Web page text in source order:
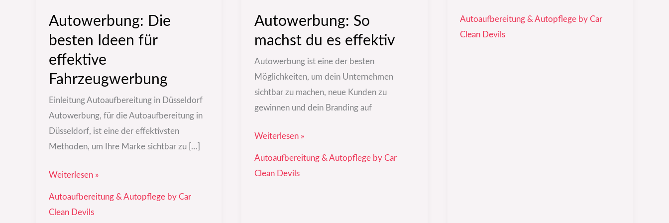
Autowerbung: Die
besten Ideen für
effektive
Fahrzeugwerbung
Einleitung Autoaufbereitung in Düsseldorf
Autowerbung, für die Autoaufbereitung in
Düsseldorf, ist eine der effektivsten
Methoden, um Ihre Marke sichtbar zu […]
Weiterlesen »
Autoaufbereitung & Autopflege by Car
Clean Devils
Autowerbung: So
machst du es effektiv
Autowerbung ist eine der besten
Möglichkeiten, um dein Unternehmen
sichtbar zu machen, neue Kunden zu
gewinnen und dein Branding auf
Weiterlesen »
Autoaufbereitung & Autopflege by Car
Clean Devils
Autoaufbereitung & Autopflege by Car
Clean Devils